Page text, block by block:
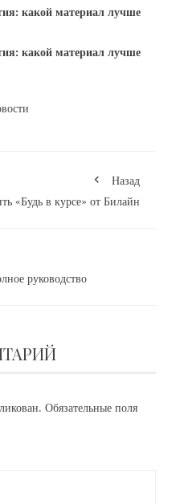
какой материал лучше
какой материал лучше
Назад
«Будь в курсе» от Билайн
руководство
Обязательные поля